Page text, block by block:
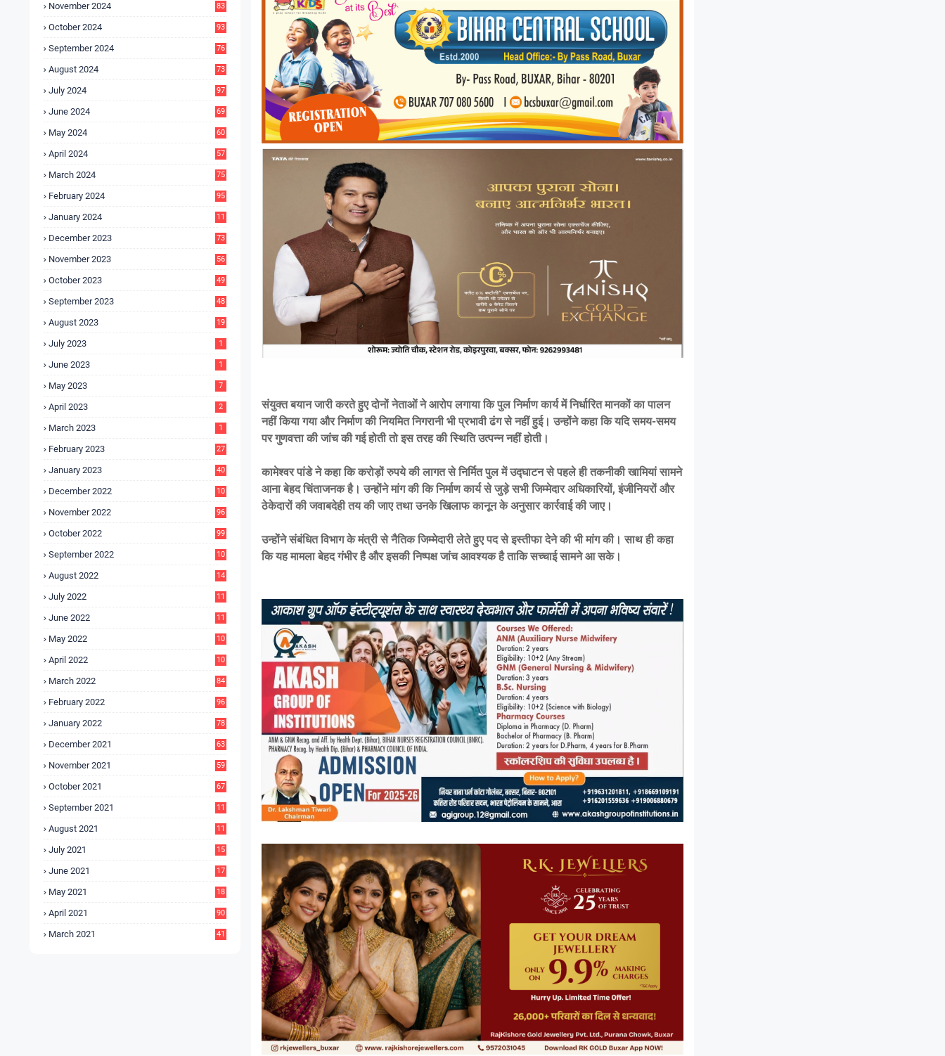
November 2024 83
October 2024 93
September 2024 76
August 2024 73
July 2024 97
June 2024 69
May 2024 60
April 2024 57
March 2024 75
February 2024 95
January 2024
11
December 2023 73
November 2023 56
October 2023 49
September 2023 48
August 2023 19
July 2023 1
June 2023 1
May 2023 7
April 2023 2
March 2023 1
February 2023 27
January 2023 40
December 2022
10
November 2022 96
October 2022 99
September 2022
10
August 2022
14
July 2022
11
June 2022
11
May 2022
10
April 2022
10
March 2022 84
February 2022 96
January 2022 78
December 2021 63
November 2021 59
October 2021 67
September 2021
11
August 2021
11
July 2021
15
June 2021
17
May 2021
18
April 2021 90
March 2021 41
संयुक्त बयान जारी करते हुए दोनों नेताओं ने आरोप लगाया कि पुल निर्माण कार्य में निर्धारित मानकों का पालन
नहीं किया गया और निर्माण की नियमित निगरानी भी प्रभावी ढंग से नहीं हुई। उन्होंने कहा कि यदि समय-समय
पर गुणवत्ता की जांच की गई होती तो इस तरह की स्थिति उत्पन्न नहीं होती।
कामेश्वर पांडे ने कहा कि करोड़ों रुपये की लागत से निर्मित पुल में उद्घाटन से पहले ही तकनीकी खामियां सामने
आना बेहद चिंताजनक है। उन्होंने मांग की कि निर्माण कार्य से जुड़े सभी जिम्मेदार अधिकारियों, इंजीनियरों और
ठेकेदारों की जवाबदेही तय की जाए तथा उनके खिलाफ कानून के अनुसार कार्रवाई की जाए।
उन्होंने संबंधित विभाग के मंत्री से नैतिक जिम्मेदारी लेते हुए पद से इस्तीफा देने की भी मांग की। साथ ही कहा
कि यह मामला बेहद गंभीर है और इसकी निष्पक्ष जांच आवश्यक है ताकि सच्चाई सामने आ सके।